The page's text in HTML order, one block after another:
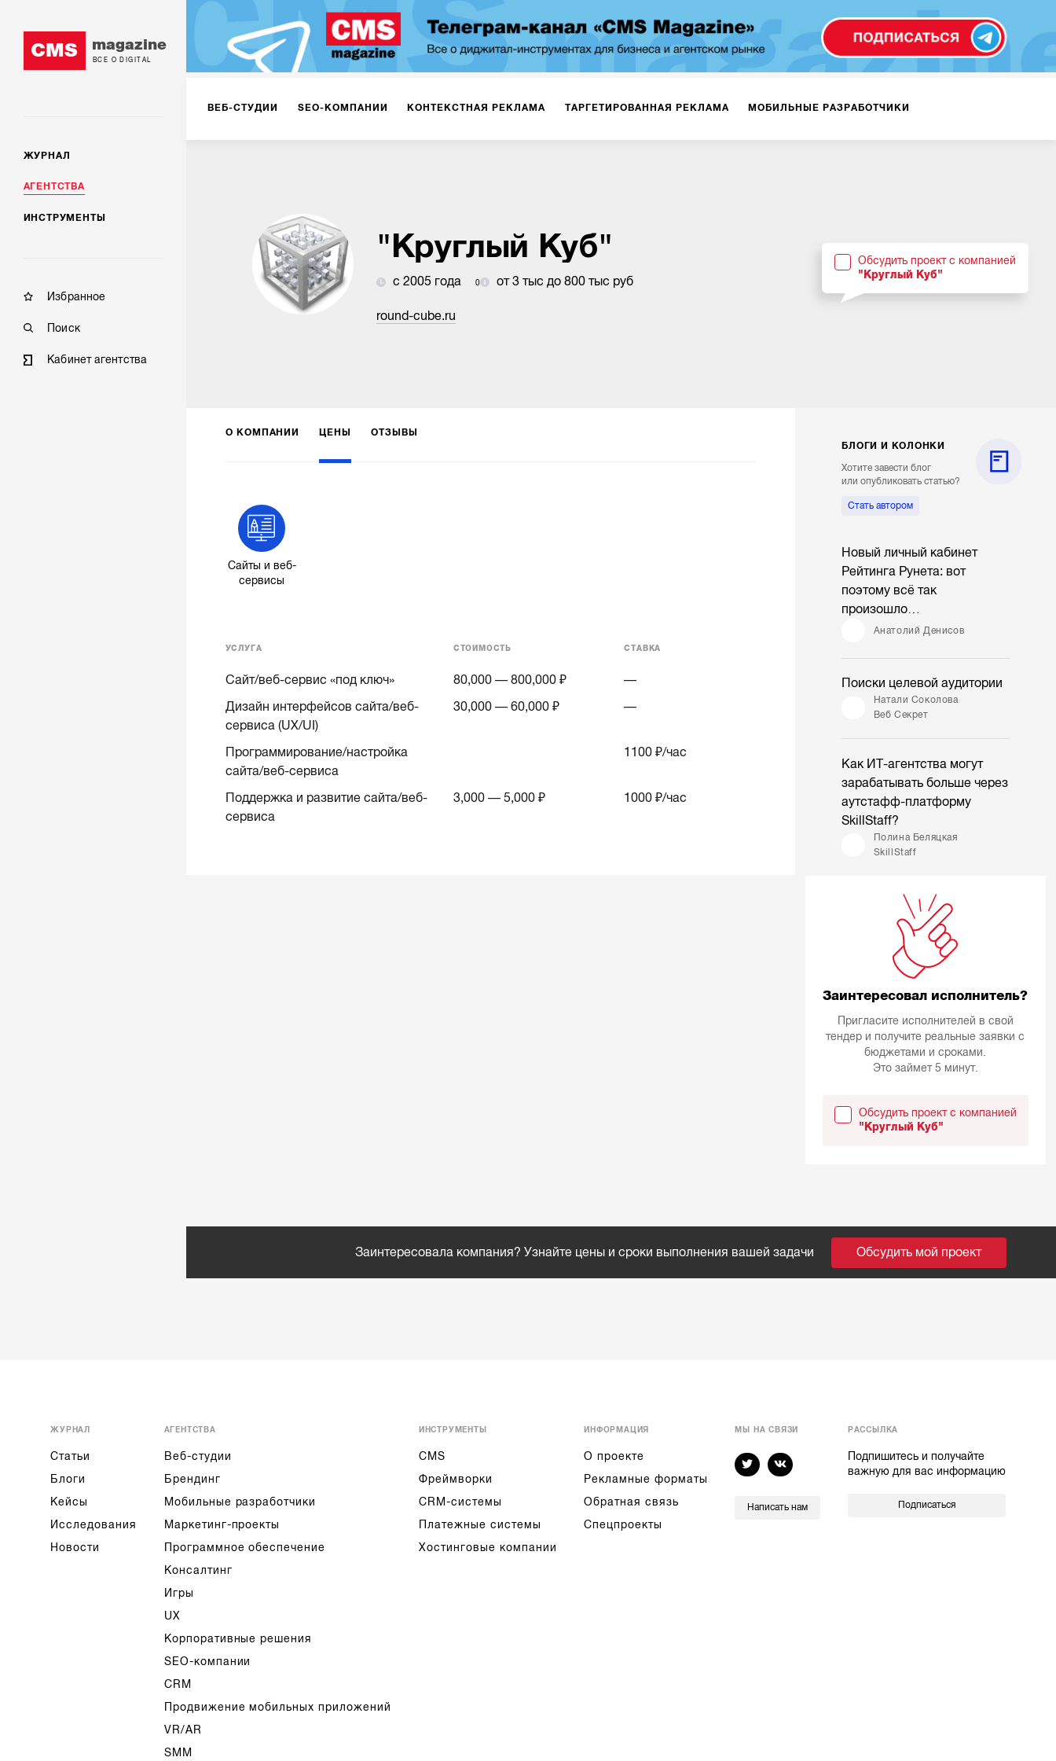
CMS magazine
ВСЕ О DIGITAL
ЖУРНАЛ
АГЕНТСТВА
ИНСТРУМЕНТЫ
Избранное
Поиск
Кабинет агентства
ВЕБ-СТУДИИ SEO-КОМПАНИИ КОНТЕКСТНАЯ РЕКЛАМА ТАРГЕТИРОВАННАЯ РЕКЛАМА МОБИЛЬНЫЕ РАЗРАБОТЧИКИ
РЕКЛАМА НА ИНТЕРНЕТ-ПЛОЩАДКАХ РАБОТА С МАРКЕТПЛЕЙСАМИ
КОНСАЛТИНГ VR/AR
"Круглый Куб"
с 2005 года 0 от 3 тыс до 800 тыс руб
round-cube.ru
Обсудить проект с компанией
"Круглый Куб"
О КОМПАНИИ ЦЕНЫ ОТЗЫВЫ
Сайты и веб-
сервисы
УСЛУГА СТОИМОСТЬ СТАВКА
Сайт/веб-сервис «под ключ» 80,000 — 800,000 ₽
—
Дизайн интерфейсов сайта/веб-
сервиса (UX/UI)
30,000 — 60,000 ₽ —
Программирование/настройка
сайта/веб-сервиса
1100 ₽/час
Поддержка и развитие сайта/веб-
сервиса
3,000 — 5,000 ₽ 1000 ₽/час
БЛОГИ И КОЛОНКИ
Хотите завести блог
или опубликовать статью?
Стать автором
Новый личный кабинет
Рейтинга Рунета: вот
поэтому всё так
произошло…
Анатолий Денисов
Поиски целевой аудитории
Натали Соколова
Веб Секрет
Как ИТ-агентства могут
зарабатывать больше через
аутстафф-платформу
SkillStaff?
Полина Беляцкая
SkillStaff
Заинтересовал исполнитель?
Пригласите исполнителей в свой
тендер и получите реальные заявки с
бюджетами и сроками.
Это займет 5 минут.
Обсудить проект с компанией
"Круглый Куб"
Заинтересовала компания? Узнайте цены и сроки выполнения вашей задачи Обсудить мой проект
ЖУРНАЛ
Статьи
Блоги
Кейсы
Исследования
Новости
АГЕНТСТВА
Веб-студии
Брендинг
Мобильные разработчики
Маркетинг-проекты
Программное обеспечение
Консалтинг
Игры
UX
Корпоративные решения
SEO-компании
CRM
Продвижение мобильных приложений
VR/AR
SMM
ИНСТРУМЕНТЫ
CMS
Фреймворки
CRM-системы
Платежные системы
Хостинговые компании
ИНФОРМАЦИЯ
О проекте
Рекламные форматы
Обратная связь
Спецпроекты
МЫ НА СВЯЗИ
Написать нам
РАССЫЛКА
Подпишитесь и получайте
важную для вас информацию
Подписаться